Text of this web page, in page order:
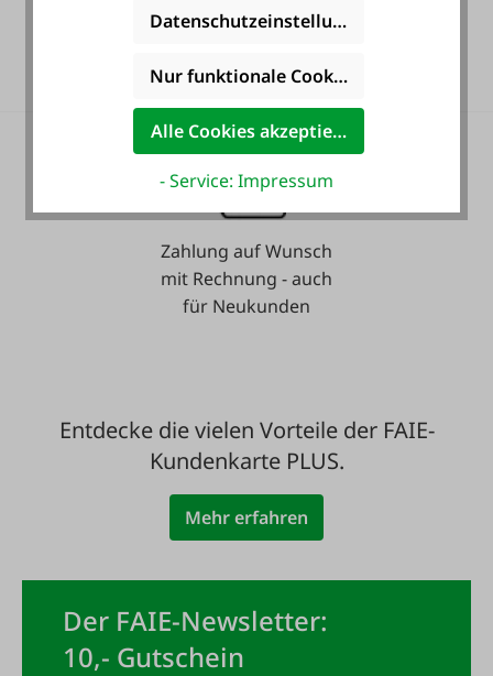
36 Monate
Zahlung auf Wunsch
mit Rechnung - auch
für Neukunden
Entdecke die vielen Vorteile der FAIE-
Kundenkarte PLUS.
Mehr erfahren
Der FAIE-Newsletter:
10,- Gutschein
Datenschutzeinstellungen
Nur funktionale Cookies akzeptieren
Alle Cookies akzeptieren
- Service: Impressum